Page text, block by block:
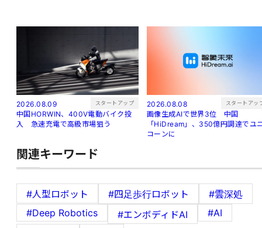
2026.08.09 スタートアップ
中国HORWIN、400V電動バイク投
入 急速充電で高級市場狙う
2026.08.08 スタートアッ
画像生成AIで世界3位 中国
「HiDream」、350億円調達でユ
コーンに
関連キーワード
#人型ロボット #四足歩行ロボット
#雲深処
#Deep Robotics
#エンボディドAI
#AI